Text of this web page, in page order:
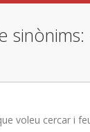
sinònims:
voleu cercar i